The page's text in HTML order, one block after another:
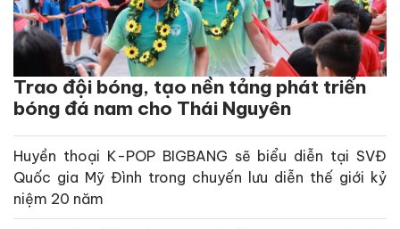
Trao đội bóng, tạo nền tảng phát triển
bóng đá nam cho Thái Nguyên
Huyền thoại K-POP BIGBANG sẽ biểu diễn tại SVĐ
Quốc gia Mỹ Đình trong chuyến lưu diễn thế giới kỷ
niệm 20 năm